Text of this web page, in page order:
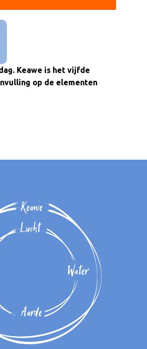
Keawe is het vijfde
op de elementen